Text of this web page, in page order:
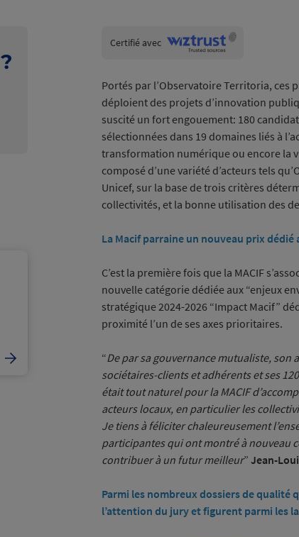
?
Certifié avecWiztrust
trusted
Portés par l’Observatoire Territoria,
déploient des projets d’innovation
suscité un fort engouement: 180
sélectionnées dans 19 domaines liés à
transformation numérique ou encore la
composé d’une variété d’acteurs tels
Unicef, sur la base de trois critères
collectivités, et la bonne utilisation des
La Macif parraine un nouveau prix
C’est la première fois que la MACIF
nouvelle catégorie dédiée aux “enjeux
stratégique 2024-2026 “Impact Macif”
proximité l’un de ses axes prioritaires.
“De par sa gouvernance mutualiste, son
sociétaires-clients et adhérents et ses
était tout naturel pour la MACIF
acteurs locaux, en particulier les
Je tiens à féliciter chaleureusement
participantes qui ont montré à nouveau
contribuer à un futur meilleur” Jean-
Parmi les nombreux dossiers de
l’attention du jury et figurent parmi les